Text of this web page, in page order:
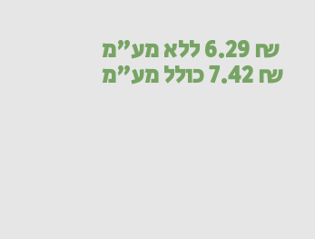
6.29₪ ללא מע"מ
7.42₪ כולל מע"מ